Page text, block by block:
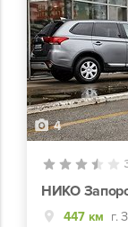
4
НИКО
447 км г.